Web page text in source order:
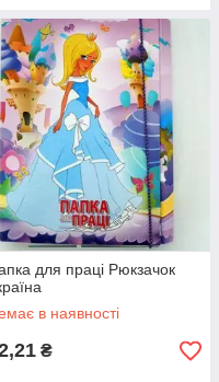
для праці Рюкзачок
в наявності
₴